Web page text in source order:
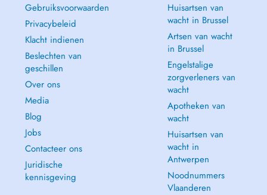
Gebruiksvoorwaarden
Privacybeleid
Klacht indienen
Beslechten van
geschillen
Over ons
Media
Blog
Jobs
Contacteer ons
Juridische
kennisgeving
Huisartsen van
wacht in Brussel
Artsen van wacht
in Brussel
Engelstalige
zorgverleners van
wacht
Apotheken van
wacht
Huisartsen van
wacht in
Antwerpen
Noodnummers
Vlaanderen